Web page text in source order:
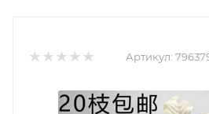
Артикул: